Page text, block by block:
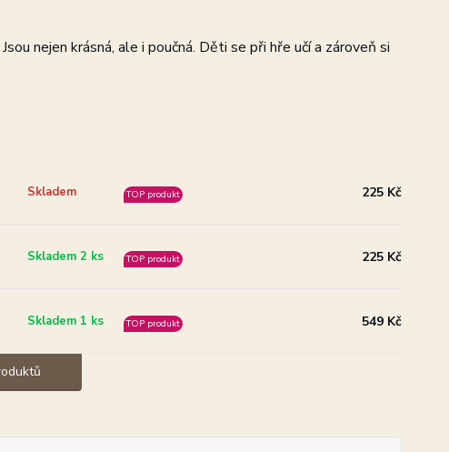
nejen krásná, ale i poučná. Děti se při hře učí a zároveň si
Skladem TOP produkt 225 Kč
Skladem 2 ks TOP produkt 225 Kč
Skladem 1 ks TOP produkt 549 Kč